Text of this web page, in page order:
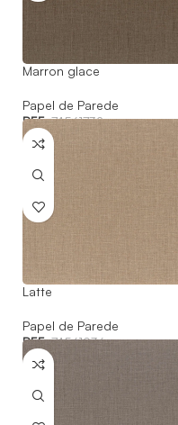
Marron glace
Papel de Parede
REF:74561732
Latte
Papel de Parede
REF:74561936